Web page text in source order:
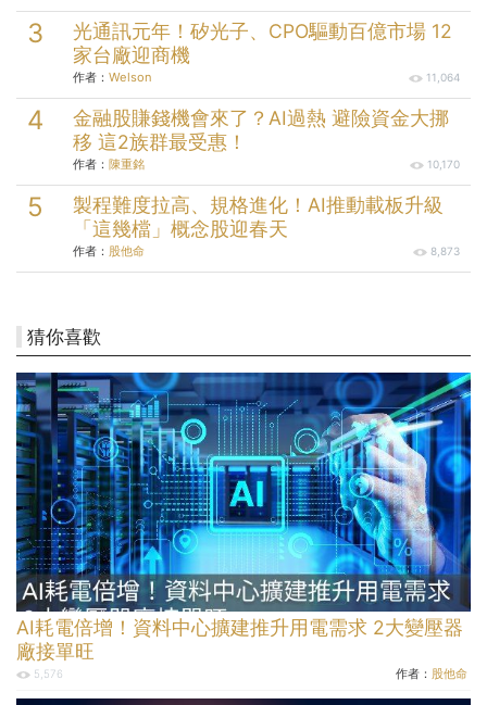
光通訊元年！矽光子、CPO驅動百億市場 12
家台廠迎商機
作者： Welson 11,064
金融股賺錢機會來了？AI過熱 避險資金大挪
移 這2族群最受惠！
作者： 陳重銘 10,170
製程難度拉高、規格進化！AI推動載板升級
「這幾檔」概念股迎春天
作者： 股他命 8,873
猜你喜歡
AI耗電倍增！資料中心擴建推升用電需求 2大變壓器
廠接單旺
5,576 作者： 股他命